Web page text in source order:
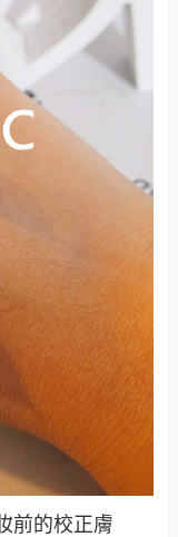
前的校正膚